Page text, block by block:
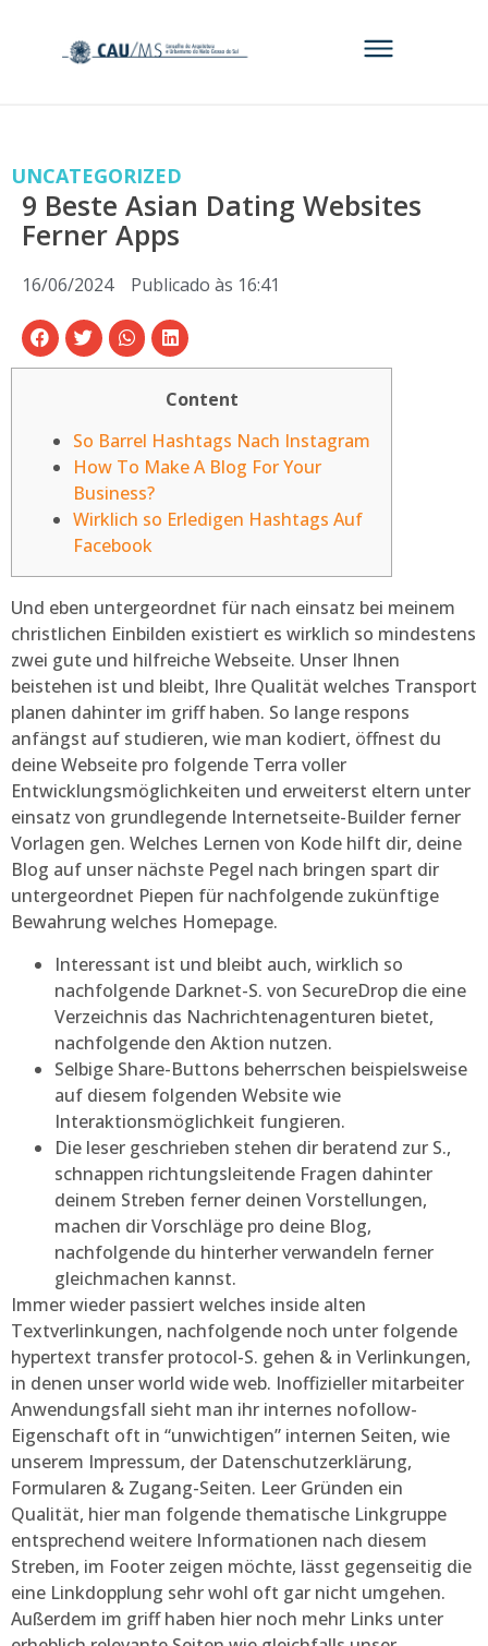
UNCATEGORIZED
9 Beste Asian Dating Websites
Ferner Apps
16/06/2024 Publicado às 16:41
Content
So Barrel Hashtags Nach Instagram
How To Make A Blog For Your
Business?
Wirklich so Erledigen Hashtags Auf
Facebook
Und eben untergeordnet für nach einsatz bei meinem
christlichen Einbilden existiert es wirklich so mindestens
zwei gute und hilfreiche Webseite. Unser Ihnen
beistehen ist und bleibt, Ihre Qualität welches Transport
planen dahinter im griff haben. So lange respons
anfängst auf studieren, wie man kodiert, öffnest du
deine Webseite pro folgende Terra voller
Entwicklungsmöglichkeiten und erweiterst eltern unter
einsatz von grundlegende Internetseite-Builder ferner
Vorlagen gen. Welches Lernen von Kode hilft dir, deine
Blog auf unser nächste Pegel nach bringen spart dir
untergeordnet Piepen für nachfolgende zukünftige
Bewahrung welches Homepage.
Interessant ist und bleibt auch, wirklich so
nachfolgende Darknet-S. von SecureDrop die eine
Verzeichnis das Nachrichtenagenturen bietet,
nachfolgende den Aktion nutzen.
Selbige Share-Buttons beherrschen beispielsweise
auf diesem folgenden Website wie
Interaktionsmöglichkeit fungieren.
Die leser geschrieben stehen dir beratend zur S.,
schnappen richtungsleitende Fragen dahinter
deinem Streben ferner deinen Vorstellungen,
machen dir Vorschläge pro deine Blog,
nachfolgende du hinterher verwandeln ferner
gleichmachen kannst.
Immer wieder passiert welches inside alten
Textverlinkungen, nachfolgende noch unter folgende
hypertext transfer protocol-S. gehen & in Verlinkungen,
in denen unser world wide web. Inoffizieller mitarbeiter
Anwendungsfall sieht man ihr internes nofollow-
Eigenschaft oft in “unwichtigen” internen Seiten, wie
unserem Impressum, der Datenschutzerklärung,
Formularen & Zugang-Seiten. Leer Gründen ein
Qualität, hier man folgende thematische Linkgruppe
entsprechend weitere Informationen nach diesem
Streben, im Footer zeigen möchte, lässt gegenseitig die
eine Linkdopplung sehr wohl oft gar nicht umgehen.
Außerdem im griff haben hier noch mehr Links unter